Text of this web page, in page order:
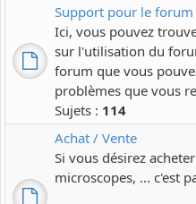
Support pour le forum
Ici, vous pouvez
sur l'utilisation du
forum que vous
problèmes que vous
Sujets : 114
Achat / Vente
Si vous désirez
microscopes, ... c'est